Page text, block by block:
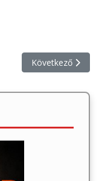
Következő cikk:
Következő